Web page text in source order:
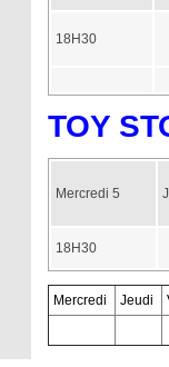
18H30
TOY
Mercredi 5
18H30
Mercredi Jeudi